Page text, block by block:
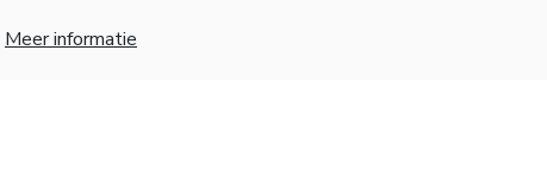
Meer informatie